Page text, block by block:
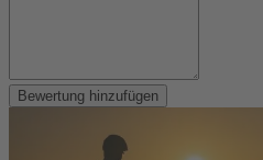
Bewertung hinzufügen